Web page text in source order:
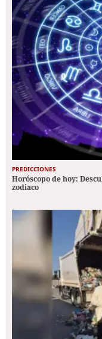
PREDICCIONES
Horóscopo de hoy:
zodiaco